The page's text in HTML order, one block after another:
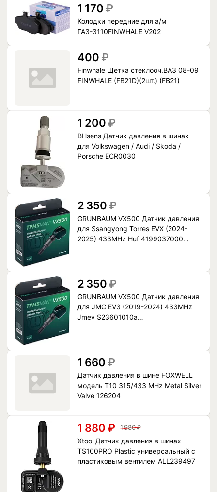
1 170 ₽
Колодки передние для а/м
ГАЗ-3110FINWHALE V202
400 ₽
Finwhale Щетка стеклооч.ВАЗ 08-09
FINWHALE (FB21D)(2шт.) (FB21)
1 200 ₽
BHsens Датчик давления в шинах
для Volkswagen / Audi / Skoda /
Porsche ECR0030
2 350 ₽
GRUNBAUM VX500 Датчик давления
для Ssangyong Torres EVX (2024-
2025) 433MHz Huf 4199037000
2 350 ₽
GRUNBAUM VX500 Датчик давления
для JMC EV3 (2019-2024) 433MHz
Jmev S23601010a
1 660 ₽
Датчик давления в шине FOXWELL
модель T10 315/433 MHz Metal Silver
Valve 126204
1 880 ₽ 1 980₽
Xtool Датчик давления в шинах
TS100PRO Plastic универсальный с
пластиковым вентилем ALL239497